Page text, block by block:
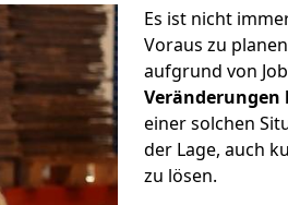
Es ist nicht
Voraus zu
aufgrund von
einer solchen
der Lage, auch
zu lösen.